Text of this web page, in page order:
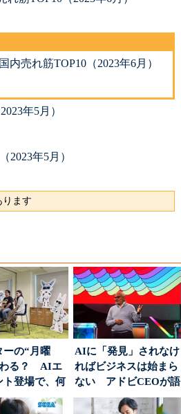
売れ筋TOP10（2023年6月）
年5月）
2023年5月）
ります
ーの“月曜
わる？ AIエ
ト登場で、何
か
AIに「発見」されなけ
ればビジネスは始まら
ない アドビCEOが語
った、AIエージ...